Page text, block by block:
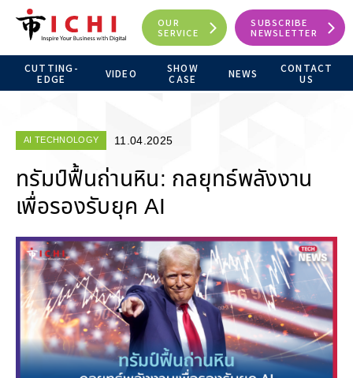
OUR
SERVICE
SUBSCRIBE
NEWSLETTER
CUTTING-
EDGE
VIDEO
SHOW
CASE
NEWS
CONTACT
US
AI TECHNOLOGY 11.04.2025
ทรัมป์ฟื้นถ่านหิน: กลยุทธ์พลังงาน
เพื่อรองรับยุค AI